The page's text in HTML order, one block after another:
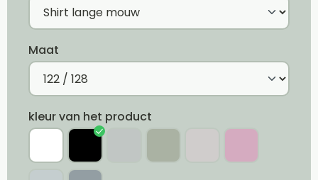
Maat
kleur van het product